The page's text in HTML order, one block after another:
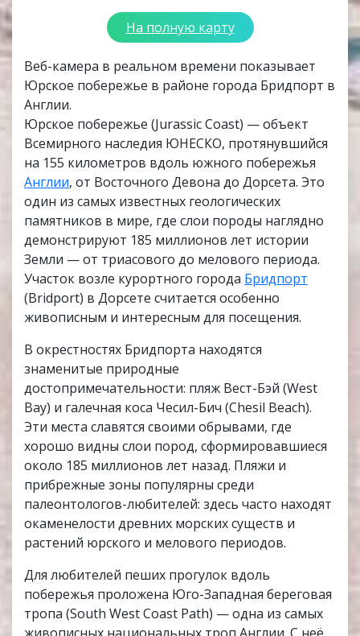
На полную карту
Веб-камера в реальном времени показывает
Юрское побережье в районе города Бридпорт в
Англии.
Юрское побережье (Jurassic Coast) — объект
Всемирного наследия ЮНЕСКО, протянувшийся
на 155 километров вдоль южного побережья
Англии, от Восточного Девона до Дорсета. Это
один из самых известных геологических
памятников в мире, где слои породы наглядно
демонстрируют 185 миллионов лет истории
Земли — от триасового до мелового периода.
Участок возле курортного города Бридпорт
(Bridport) в Дорсете считается особенно
живописным и интересным для посещения.
В окрестностях Бридпорта находятся
знаменитые природные
достопримечательности: пляж Вест-Бэй (West
Bay) и галечная коса Чесил-Бич (Chesil Beach).
Эти места славятся своими обрывами, где
хорошо видны слои пород, сформировавшиеся
около 185 миллионов лет назад. Пляжи и
прибрежные зоны популярны среди
палеонтологов-любителей: здесь часто находят
окаменелости древних морских существ и
растений юрского и мелового периодов.
Для любителей пеших прогулок вдоль
побережья проложена Юго-Западная береговая
тропа (South West Coast Path) — одна из самых